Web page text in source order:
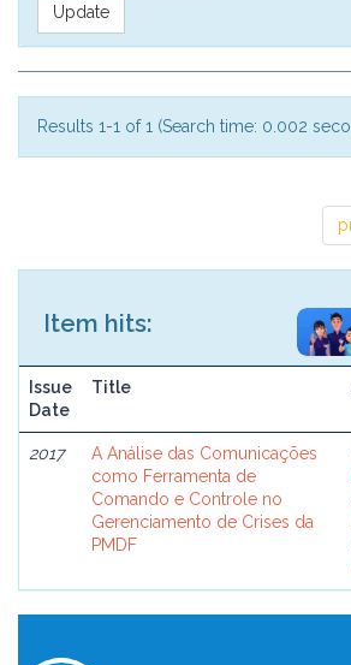
Results 1-1 of 1 (Search time: 0.002
Item hits:
Issue
Date
Title
2017
A Análise das Comunicações
como Ferramenta de
Comando e Controle no
Gerenciamento de Crises da
PMDF